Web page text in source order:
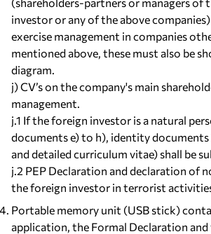
investor or any of the above
exercise management in companies
mentioned above, these must also be
diagram.
j) CV’s on the company's main
management.
j.1 If the foreign investor is a natural
documents e) to h), identity
and detailed curriculum vitae) shall be
j.2 PEP Declaration and declaration of
the foreign investor in terrorist
Portable memory unit (USB stick)
application, the Formal Declaration